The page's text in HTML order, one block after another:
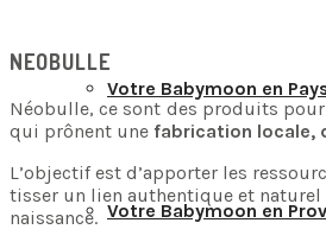
Votre Babymoon en
Votre Babymoon en
NEOBULLE
Néobulle, ce sont des produits
qui prônent une fabrication locale,
L’objectif est d’apporter les
tisser un lien authentique et naturel
naissance.